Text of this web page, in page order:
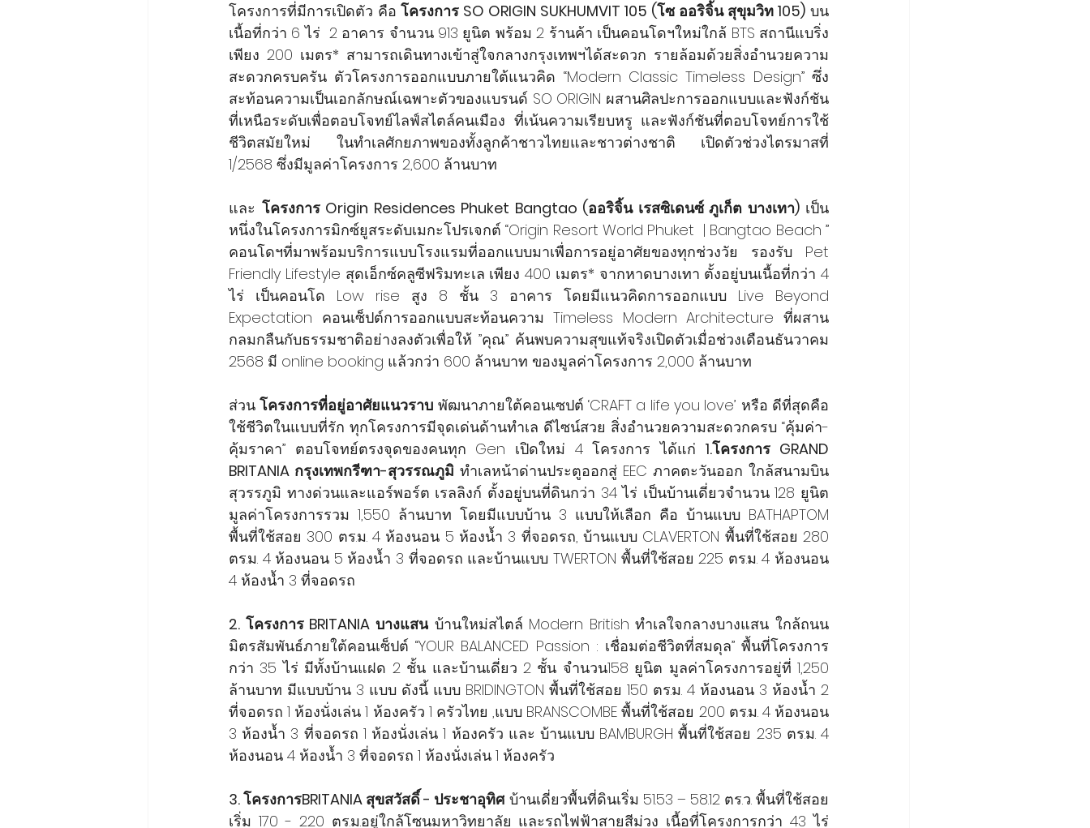
โครงการที่มีการเปิดตัว คือ โครงการ SO ORIGIN SUKHUMVIT 105 (โซ ออริจิ้น สุขุมวิท 105) บน
เนื้อที่กว่า 6 ไร่  2 อาคาร จำนวน 913 ยูนิต พร้อม 2 ร้านค้า เป็นคอนโดฯใหม่ใกล้ BTS สถานีแบริ่ง
เพียง 200 เมตร* สามารถเดินทางเข้าสู่ใจกลางกรุงเทพฯได้สะดวก รายล้อมด้วยสิ่งอำนวยความ
สะดวกครบครัน ตัวโครงการออกแบบภายใต้แนวคิด “Modern Classic Timeless Design” ซึ่ง
สะท้อนความเป็นเอกลักษณ์เฉพาะตัวของแบรนด์ SO ORIGIN ผสานศิลปะการออกแบบและฟังก์ชัน
ที่เหนือระดับเพื่อตอบโจทย์ไลฟ์สไตล์คนเมือง ที่เน้นความเรียบหรู และฟังก์ชันที่ตอบโจทย์การใช้
ชีวิตสมัยใหม่ ในทำเลศักยภาพของทั้งลูกค้าชาวไทยและชาวต่างชาติ เปิดตัวช่วงไตรมาสที่
1/2568 ซึ่งมีมูลค่าโครงการ 2,600 ล้านบาท
และ โครงการ Origin Residences Phuket Bangtao (ออริจิ้น เรสซิเดนซ์ ภูเก็ต บางเทา) เป็น
หนึ่งในโครงการมิกซ์ยูสระดับเมกะโปรเจกต์ “Origin Resort World Phuket  | Bangtao Beach ”
คอนโดฯที่มาพร้อมบริการแบบโรงแรมที่ออกแบบมาเพื่อการอยู่อาศัยของทุกช่วงวัย รองรับ Pet
Friendly Lifestyle สุดเอ็กซ์คลูซีฟริมทะเล เพียง 400 เมตร* จากหาดบางเทา ตั้งอยู่บนเนื้อที่กว่า 4
ไร่ เป็นคอนโด Low rise สูง 8 ชั้น 3 อาคาร โดยมีแนวคิดการออกแบบ Live Beyond
Expectation คอนเซ็ปต์การออกแบบสะท้อนความ Timeless Modern Architecture ที่ผสาน
กลมกลืนกับธรรมชาติอย่างลงตัวเพื่อให้ ”คุณ” ค้นพบความสุขแท้จริงเปิดตัวเมื่อช่วงเดือนธันวาคม
2568 มี online booking แล้วกว่า 600 ล้านบาท ของมูลค่าโครงการ 2,000 ล้านบาท
ส่วน โครงการที่อยู่อาศัยแนวราบ พัฒนาภายใต้คอนเซปต์ ‘CRAFT a life you love’ หรือ ดีที่สุดคือ
ใช้ชีวิตในแบบที่รัก ทุกโครงการมีจุดเด่นด้านทำเล ดีไซน์สวย สิ่งอำนวยความสะดวกครบ “คุ้มค่า-
คุ้มราคา” ตอบโจทย์ตรงจุดของคนทุก Gen เปิดใหม่ 4 โครงการ ได้แก่ 1.โครงการ GRAND
BRITANIA กรุงเทพกรีฑา-สุวรรณภูมิ ทำเลหน้าด่านประตูออกสู่ EEC ภาคตะวันออก ใกล้สนามบิน
สุวรรภูมิ ทางด่วนและแอร์พอร์ต เรลลิงก์ ตั้งอยู่บนที่ดินกว่า 34 ไร่ เป็นบ้านเดี่ยวจำนวน 128 ยูนิต
มูลค่าโครงการรวม 1,550 ล้านบาท โดยมีแบบบ้าน 3 แบบให้เลือก คือ บ้านแบบ BATHAPTOM
พื้นที่ใช้สอย 300 ตร.ม. 4 ห้องนอน 5 ห้องน้ำ 3 ที่จอดรถ, บ้านแบบ CLAVERTON พื้นที่ใช้สอย 280
ตร.ม. 4 ห้องนอน 5 ห้องน้ำ 3 ที่จอดรถ และบ้านแบบ TWERTON พื้นที่ใช้สอย 225 ตร.ม. 4 ห้องนอน
4 ห้องน้ำ 3 ที่จอดรถ
2. โครงการ BRITANIA บางแสน บ้านใหม่สไตล์ Modern British ทำเลใจกลางบางแสน ใกล้ถนน
มิตรสัมพันธ์ภายใต้คอนเซ็ปต์ “YOUR BALANCED Passion : เชื่อมต่อชีวิตที่สมดุล” พื้นที่โครงการ
กว่า 35 ไร่ มีทั้งบ้านแฝด 2 ชั้น และบ้านเดี่ยว 2 ชั้น จำนวน158 ยูนิต มูลค่าโครงการอยู่ที่ 1,250
ล้านบาท มีแบบบ้าน 3 แบบ ดังนี้ แบบ BRIDINGTON พื้นที่ใช้สอย 150 ตร.ม. 4 ห้องนอน 3 ห้องน้ำ 2
ที่จอดรถ 1 ห้องนั่งเล่น 1 ห้องครัว 1 ครัวไทย ,แบบ BRANSCOMBE พื้นที่ใช้สอย 200 ตร.ม. 4 ห้องนอน
3 ห้องน้ำ 3 ที่จอดรถ 1 ห้องนั่งเล่น 1 ห้องครัว และ บ้านแบบ BAMBURGH พื้นที่ใช้สอย 235 ตร.ม. 4
ห้องนอน 4 ห้องน้ำ 3 ที่จอดรถ 1 ห้องนั่งเล่น 1 ห้องครัว
3. โครงการBRITANIA สุขสวัสดิ์ - ประชาอุทิศ บ้านเดี่ยวพื้นที่ดินเริ่ม 51.53 – 58.12 ตร.ว. พื้นที่ใช้สอย
เริ่ม 170 - 220 ตร.ม.อยู่ใกล้โซนมหาวิทยาลัย และรถไฟฟ้าสายสีม่วง เนื้อที่โครงการกว่า 43 ไร่